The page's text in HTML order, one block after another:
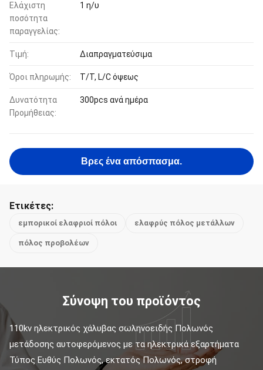
Ελάχιστη
ποσότητα
παραγγελίας:
1 η/υ
Τιμή: Διαπραγματεύσιμα
Όροι πληρωμής: T/T, L/C όψεως
Δυνατότητα
Προμήθειας:
300pcs ανά ημέρα
Βρες ένα απόσπασμα.
Ετικέτες:
εμπορικοί ελαφριοί πόλοι ελαφρύς πόλος μετάλλων
πόλος προβολέων
Σύνοψη του προϊόντος
110kv ηλεκτρικός χάλυβας σωληνοειδής Πολωνός
μετάδοσης αυτοφερόμενος με τα ηλεκτρικά εξαρτήματα
Τύπος Ευθύς Πολωνός, εκτατός Πολωνός, στροφή